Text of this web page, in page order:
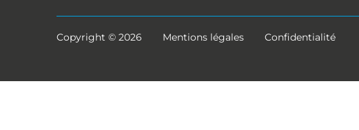
Copyright © 2026 Mentions légales
Confidentialité